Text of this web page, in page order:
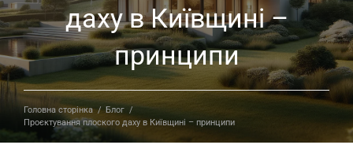
даху в Київщині –
принципи
Головна сторінка / Блог /
Проєктування плоского даху в Київщині – принципи